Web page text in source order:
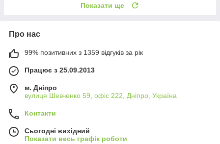
Показати ще
Про нас
99% позитивних з 1359 відгуків за рік
Працює з 25.09.2013
м. Дніпро
вулиця Шевченко 59, офіс 222, Дніпро, Україна
Контакти
Сьогодні вихідний
Показати весь графік роботи